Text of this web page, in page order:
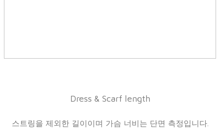
Dress & Scarf length
스트링을 제외한 길이이며 가슴 너비는 단면 측정입니다.